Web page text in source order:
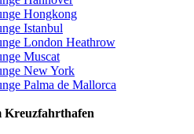
Hongkong
Istanbul
London Heathrow
Muscat
New York
Palma de Mallorca
Kreuzfahrthafen